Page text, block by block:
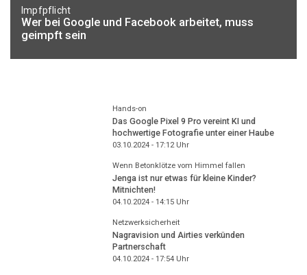
Impfpflicht
Wer bei Google und Facebook arbeitet, muss
geimpft sein
Hands-on
Das Google Pixel 9 Pro vereint KI und
hochwertige Fotografie unter einer Haube
03.10.2024 - 17:12Uhr
Wenn Betonklötze vom Himmel fallen
Jenga ist nur etwas für kleine Kinder?
Mitnichten!
04.10.2024 - 14:15Uhr
Netzwerksicherheit
Nagravision und Airties verkünden
Partnerschaft
04.10.2024 - 17:54Uhr